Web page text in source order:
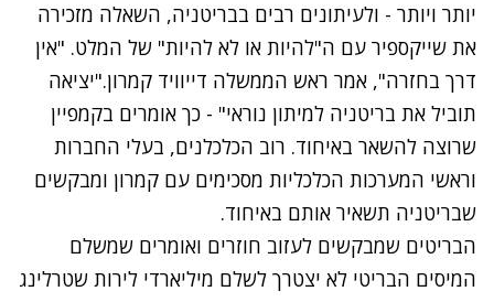
יותר ויותר - ולעיתונים רבים בבריטניה, השאלה מזכירה
את שייקספיר עם ה"להיות או לא להיות" של המלט. "אין
דרך בחזרה", אמר ראש הממשלה דייוויד קמרון."יציאה
תוביל את בריטניה למיתון נוראי" - כך אומרים בקמפיין
שרוצה להשאר באיחוד. רוב הכלכלנים, בעלי החברות
וראשי המערכות הכלכליות מסכימים עם קמרון ומבקשים
שבריטניה תשאיר אותם באיחוד.
הבריטים שמבקשים לעזוב חוזרים ואומרים שמשלם
המיסים הבריטי לא יצטרך לשלם מיליארדי לירות שטרלינג